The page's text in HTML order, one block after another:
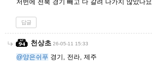
저번에 전북 경기 빼고 다 갈려 나가지 않았나요
답글
천상초 26-05-11 15:33
@양은쉬푸 경기, 전라, 제주